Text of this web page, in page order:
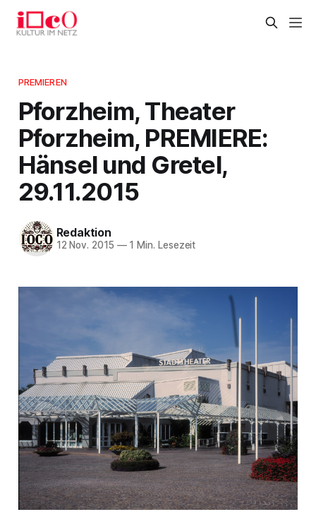
PREMIEREN
Pforzheim, Theater
Pforzheim, PREMIERE:
Hänsel und Gretel,
29.11.2015
Redaktion
12 Nov. 2015 —1 Min. Lesezeit